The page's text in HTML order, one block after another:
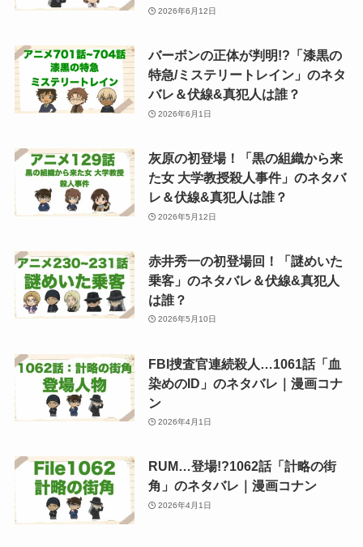
2026年6月12日
バーボンの正体が判明!?「漆黒の
特急/ミステリートレイン」のネタ
バレ＆伏線&真犯人は誰？
2026年6月1日
灰原の初登場！「黒の組織から来
た女 大学教授殺人事件」のネタバ
レ＆伏線&真犯人は誰？
2026年5月12日
赤井秀一の初登場回！「謎めいた
乗客」のネタバレ＆伏線&真犯人
は誰？
2026年5月10日
FBI捜査官連続殺人…1061話「血
染めのID」のネタバレ｜漫画コナ
ン
2026年4月1日
RUM…登場!?1062話「計略の街
角」のネタバレ｜漫画コナン
2026年4月1日